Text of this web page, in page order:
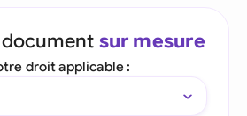
sur mesure
droit applicable :